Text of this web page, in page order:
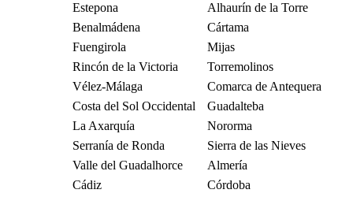
Estepona
Alhaurín de la Torre
Benalmádena
Cártama
Fuengirola
Mijas
Rincón de la Victoria
Torremolinos
Vélez-Málaga
Comarca de Antequera
Costa del Sol Occidental
Guadalteba
La Axarquía
Nororma
Serranía de Ronda
Sierra de las Nieves
Valle del Guadalhorce
Almería
Cádiz
Córdoba